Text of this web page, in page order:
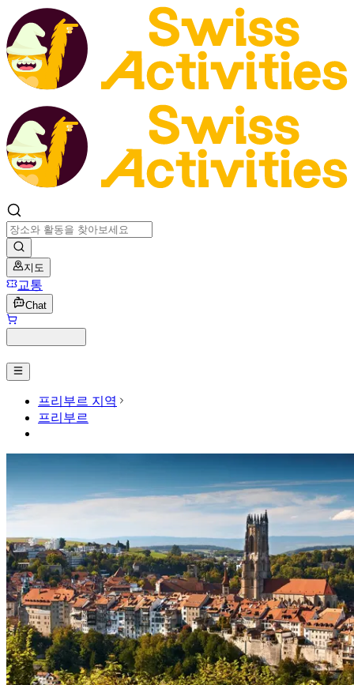
지도
교통
Chat
프리부르 지역
프리부르